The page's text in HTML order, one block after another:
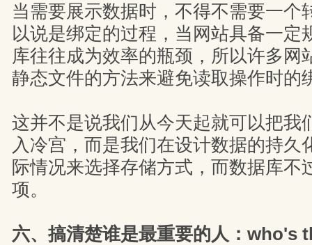
当需要展示数据时，不得不需要一个
以说是绑定的过程，当网站具备一定
库往往成为效率的瓶颈，所以许多网
静态文件的方法来避免读取操作时的
这并不是说我们从今天起就可以把我
入冷宫，而是我们在设计数据的持久
际情况来选择存储方式，而数据库不
项。
六、搞清楚谁是最重要的人：who's